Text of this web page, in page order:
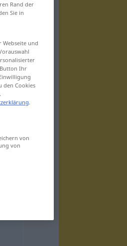
Rand der
Sie in
und
Ihr
den Cookies
.
von
von